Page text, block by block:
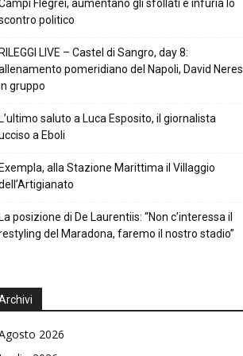
Flegrei, aumentano gli sfollati e infuria lo
politico
LIVE – Castel di Sangro, day 8:
pomeridiano del Napoli, David Neres
gruppo
saluto a Luca Esposito, il giornalista
a Eboli
alla Stazione Marittima il Villaggio
posizione di De Laurentiis: “Non c’interessa il
del Maradona, faremo il nostro stadio”
2026